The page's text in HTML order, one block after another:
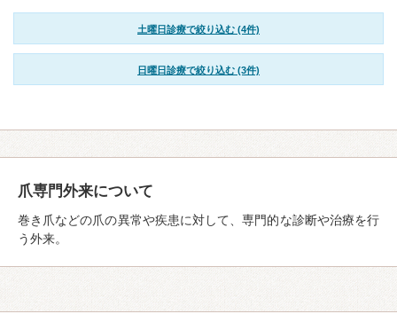
土曜日診療で絞り込む (4件)
日曜日診療で絞り込む (3件)
爪専門外来について
巻き爪などの爪の異常や疾患に対して、専門的な診断や治療を行
う外来。